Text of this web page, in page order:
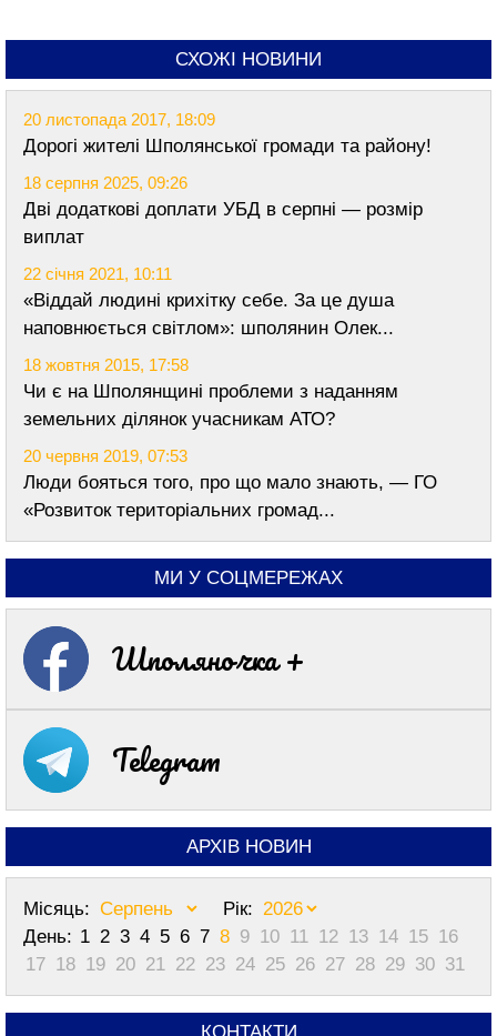
СХОЖІ НОВИНИ
20 листопада 2017, 18:09
Дорогі жителі Шполянської громади та району!
18 серпня 2025, 09:26
Дві додаткові доплати УБД в серпні — розмір
виплат
22 січня 2021, 10:11
«Віддай людині крихітку себе. За це душа
наповнюється світлом»: шполянин Олек...
18 жовтня 2015, 17:58
Чи є на Шполянщині проблеми з наданням
земельних ділянок учасникам АТО?
20 червня 2019, 07:53
Люди бояться того, про що мало знають, — ГО
«Розвиток територіальних громад...
МИ У СОЦМЕРЕЖАХ
Шполяночка +
Telegram
АРХІВ НОВИН
Місяць:
Рік:
День: 1 2 3 4 5 6 7 8 9 10 11 12 13 14 15 16
17 18 19 20 21 22 23 24 25 26 27 28 29 30 31